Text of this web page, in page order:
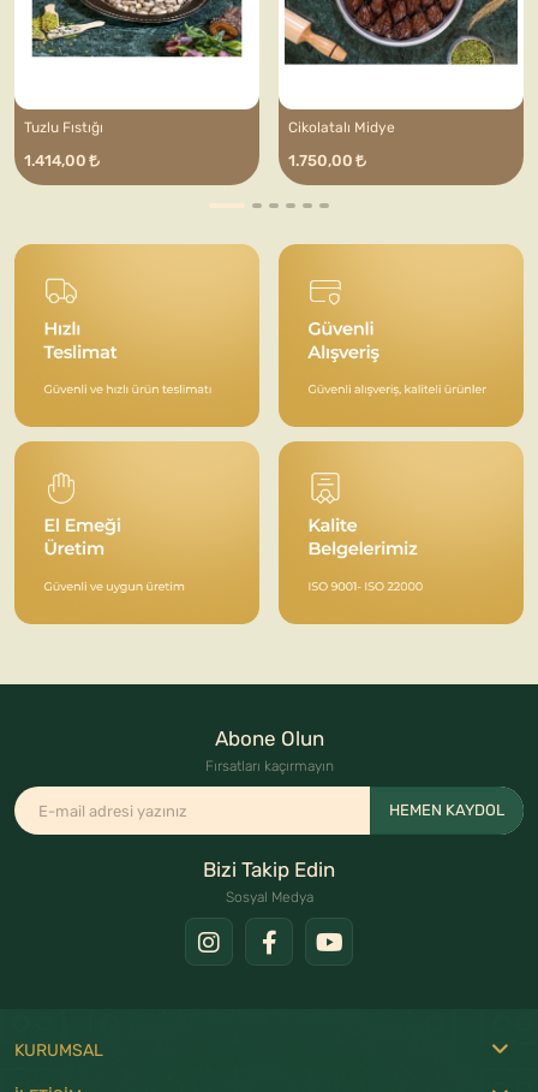
Tuzlu Fıstığı
1.414,00
Cikolatalı Midye
1.750,00
Abone Olun
Fırsatları kaçırmayın
HEMEN KAYDOL
Bizi Takip Edin
Sosyal Medya
KURUMSAL